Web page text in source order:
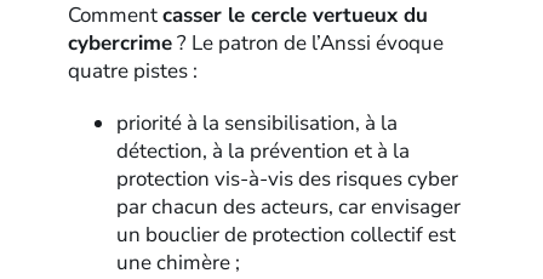
Commentcasser le cercle vertueux du
cybercrime? Le patron de l’Anssi évoque
quatre pistes :
priorité à la sensibilisation, à la
détection, à la prévention et à la
protection vis-à-vis des risques cyber
par chacun des acteurs, car envisager
un bouclier de protection collectif est
une chimère ;